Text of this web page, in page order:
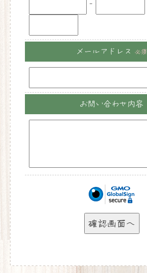
-
メールアドレス 必須
お問い合わせ内容